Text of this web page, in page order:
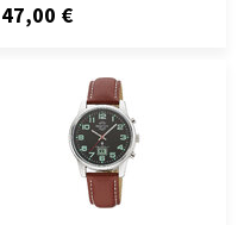
47,00 €